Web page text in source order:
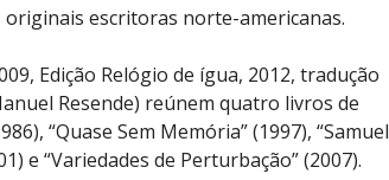
originais escritoras norte-americanas.
Edição Relógio de ígua, 2012, tradução
Resende) reúnem quatro livros de
“Quase Sem Memória” (1997), “Samuel
e “Variedades de Perturbação” (2007).